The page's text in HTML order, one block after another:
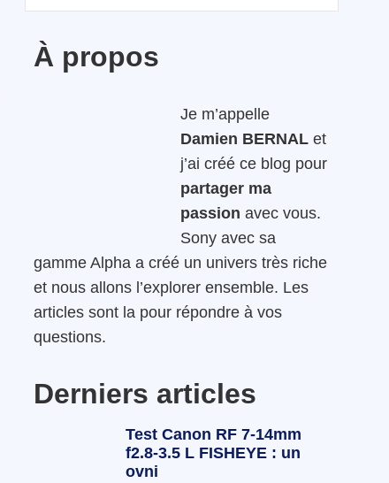
À propos
Je m’appelle
Damien BERNAL et
j’ai créé ce blog pour
partager ma
passion avec vous.
Sony avec sa
gamme Alpha a créé un univers très riche
et nous allons l’explorer ensemble. Les
articles sont la pour répondre à vos
questions.
Derniers articles
Test Canon RF 7-14mm
f2.8-3.5 L FISHEYE : un
ovni